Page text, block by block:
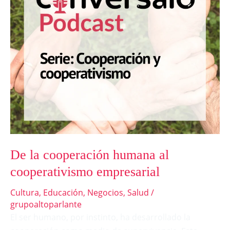
De la cooperación humana al
cooperativismo empresarial
Cultura, Educación, Negocios, Salud /
grupoaltoparlante
empresarial